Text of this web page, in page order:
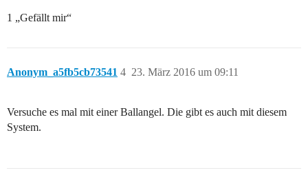
1 „Gefällt mir“
Anonym_a5fb5cb73541 23. März 2016 um 09:11
4
Versuche es mal mit einer Ballangel. Die gibt es auch mit diesem
System.